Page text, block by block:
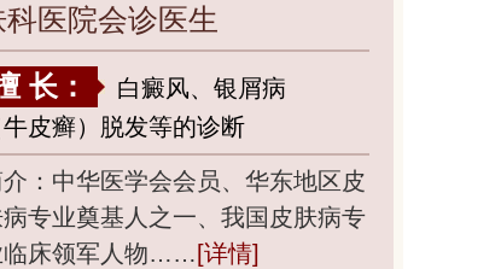
科医院会诊医生
长：
白癜风、银屑病
牛皮癣）脱发等的诊断
：中华医学会会员、华东地区皮
病专业奠基人之一、我国皮肤病专
临床领军人物…… [详情]